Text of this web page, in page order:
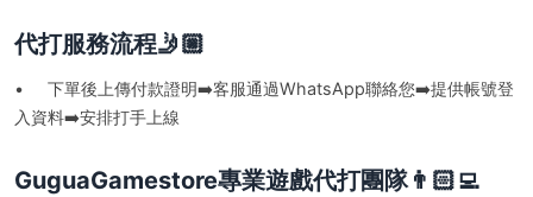
代打服務流程🤳🏼
• 下單後上傳付款證明➡️客服通過WhatsApp聯絡您➡️提供帳號登
入資料➡️安排打手上線
GuguaGamestore專業遊戲代打團隊👨🏻‍💻